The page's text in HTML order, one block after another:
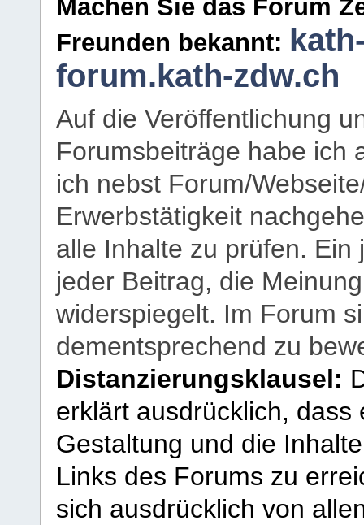
Machen Sie das Forum
Freunden bekannt:
forum.kath-zdw.ch
Auf die Veröffentlichung
Forumsbeiträge habe ich
ich nebst Forum/
Erwerbstätigkeit
alle Inhalte zu prüfen.
jeder Beitrag, die
widerspiegelt. Im Forum
dementsprechend zu
Distanzierungsklausel:
erklärt ausdrücklich,
Gestaltung und die
Links des Forums zu
sich ausdrücklich von